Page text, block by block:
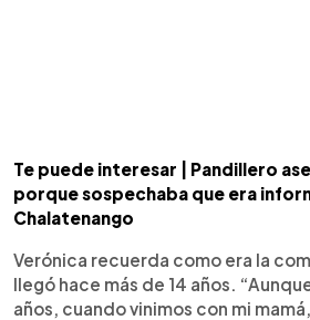
Te puede interesar | Pandillero
porque sospechaba que era
Chalatenango
Verónica recuerda como era la
llegó hace más de 14 años.
años, cuando vinimos con mi